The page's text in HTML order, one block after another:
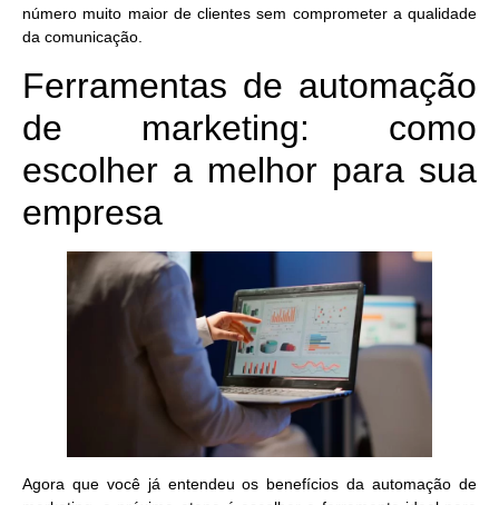
número muito maior de clientes sem comprometer a qualidade
da comunicação.
Ferramentas de automação
de marketing: como
escolher a melhor para sua
empresa
Agora que você já entendeu os benefícios da automação de